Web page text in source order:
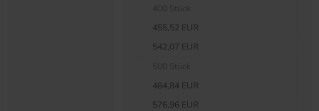
455,52 EUR
542,07 EUR
484,84 EUR
576,96 EUR